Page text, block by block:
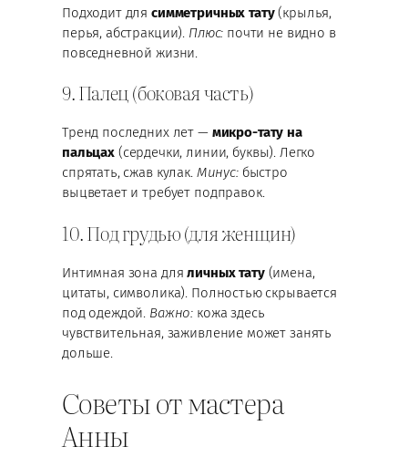
Подходит длясимметричных тату(крылья,
перья, абстракции). Плюс: почти не видно в
повседневной жизни.
9. Палец (боковая часть)
Тренд последних лет — микро-тату на
пальцах(сердечки, линии, буквы). Легко
спрятать, сжав кулак. Минус:быстро
выцветает и требует подправок.
10. Под грудью (для женщин)
Интимная зона дляличных тату(имена,
цитаты, символика). Полностью скрывается
под одеждой. Важно: кожа здесь
чувствительная, заживление может занять
дольше.
Советы от мастера
Анны